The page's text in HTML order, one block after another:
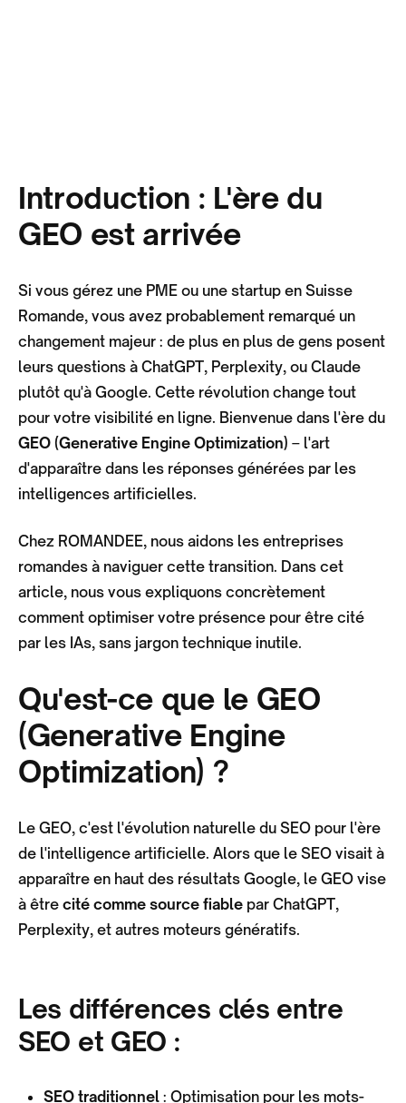
Introduction : L'ère du
GEO est arrivée
Si vous gérez une PME ou une startup en Suisse
Romande, vous avez probablement remarqué un
changement majeur : de plus en plus de gens posent
leurs questions à ChatGPT, Perplexity, ou Claude
plutôt qu'à Google. Cette révolution change tout
pour votre visibilité en ligne. Bienvenue dans l'ère du
GEO (Generative Engine Optimization) – l'art
d'apparaître dans les réponses générées par les
intelligences artificielles.
Chez ROMANDEE, nous aidons les entreprises
romandes à naviguer cette transition. Dans cet
article, nous vous expliquons concrètement
comment optimiser votre présence pour être cité
par les IAs, sans jargon technique inutile.
Qu'est-ce que le GEO
(Generative Engine
Optimization) ?
Le GEO, c'est l'évolution naturelle du SEO pour l'ère
de l'intelligence artificielle. Alors que le SEO visait à
apparaître en haut des résultats Google, le GEO vise
à être cité comme source fiable par ChatGPT,
Perplexity, et autres moteurs génératifs.
Les différences clés entre
SEO et GEO :
SEO traditionnel : Optimisation pour les mots-